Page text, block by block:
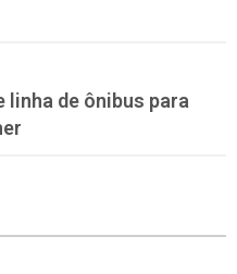
linha de ônibus para